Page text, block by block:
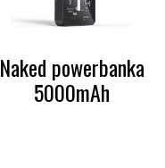
Naked powerbanka
5000mAh